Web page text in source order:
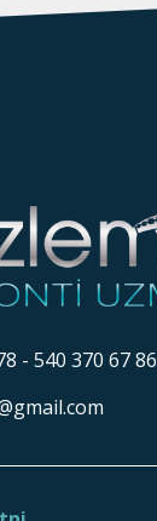
- 540 370 67 86